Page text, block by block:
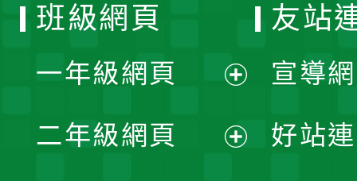
班級網頁
一年級網頁
開
二年級網頁
友站
宣導
好站